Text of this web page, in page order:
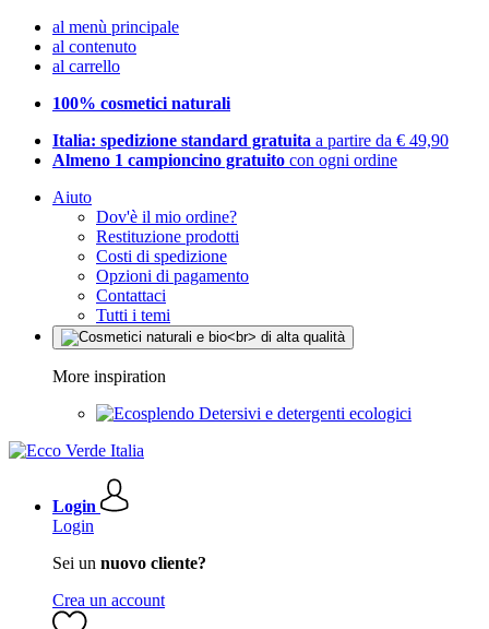
al menù principale
al contenuto
al carrello
100% cosmetici naturali
Italia: spedizione standard gratuita a partire da € 49,90
Almeno 1 campioncino gratuito con ogni ordine
Aiuto
Dov'è il mio ordine?
Restituzione prodotti
Costi di spedizione
Opzioni di pagamento
Contattaci
Tutti i temi
More inspiration
Detersivi e detergenti ecologici
Login
Login
Sei un nuovo cliente?
Crea un account